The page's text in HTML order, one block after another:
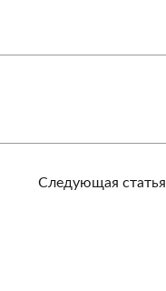
Следующая статья